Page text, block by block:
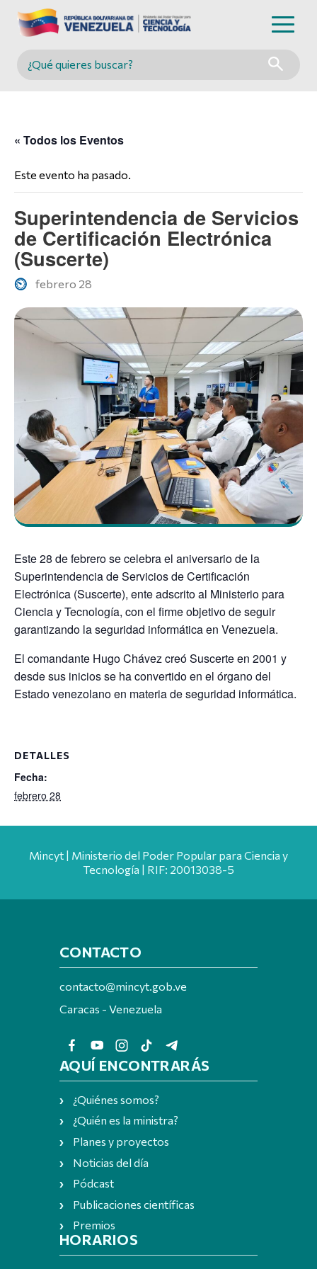
Buscar en MINCYT
« Todos los Eventos
Este evento ha pasado.
Superintendencia de Servicios
de Certificación Electrónica
(Suscerte)
febrero 28
Este 28 de febrero se celebra el aniversario de la
Superintendencia de Servicios de Certificación
Electrónica (Suscerte), ente adscrito al Ministerio para
Ciencia y Tecnología, con el firme objetivo de seguir
garantizando la seguridad informática en Venezuela.
El comandante Hugo Chávez creó Suscerte en 2001 y
desde sus inicios se ha convertido en el órgano del
Estado venezolano en materia de seguridad informática.
DETALLES
Fecha:
febrero 28
Mincyt | Ministerio del Poder Popular para Ciencia y
Tecnología | RIF: 20013038-5
CONTACTO
contacto@mincyt.gob.ve
Caracas - Venezuela
AQUÍ ENCONTRARÁS
¿Quiénes somos?
¿Quién es la ministra?
Planes y proyectos
Noticias del día
Pódcast
Publicaciones científicas
Premios
HORARIOS